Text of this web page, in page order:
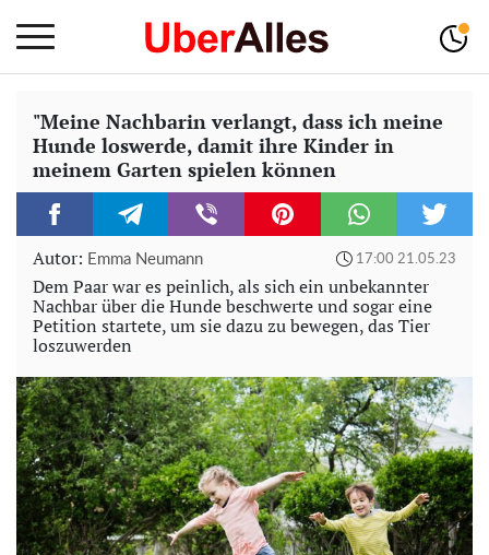
"Meine Nachbarin verlangt, dass ich meine
Hunde loswerde, damit ihre Kinder in
meinem Garten spielen können
Autor: Emma Neumann 17:00 21.05.23
Dem Paar war es peinlich, als sich ein unbekannter
Nachbar über die Hunde beschwerte und sogar eine
Petition startete, um sie dazu zu bewegen, das Tier
loszuwerden